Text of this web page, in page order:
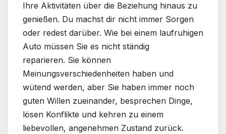
Ihre Aktivitäten über die Beziehung hinaus zu
genießen. Du machst dir nicht immer Sorgen
oder redest darüber. Wie bei einem laufruhigen
Auto müssen Sie es nicht ständig
reparieren. Sie können
Meinungsverschiedenheiten haben und
wütend werden, aber Sie haben immer noch
guten Willen zueinander, besprechen Dinge,
lösen Konflikte und kehren zu einem
liebevollen, angenehmen Zustand zurück.